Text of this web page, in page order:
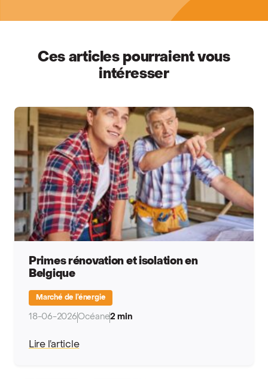
Ces articles pourraient vous
intéresser
Primes rénovation et isolation en
Belgique
Marché de l’énergie
18-06-2026Océane2 min
Lire l’article